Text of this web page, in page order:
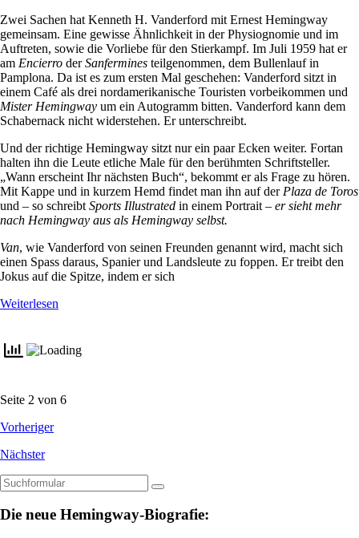
Zwei Sachen hat Kenneth H. Vanderford mit Ernest Hemingway
gemeinsam. Eine gewisse Ähnlichkeit in der Physiognomie und im
Auftreten, sowie die Vorliebe für den Stierkampf. Im Juli 1959 hat er
am Encierro derSanfermines teilgenommen, dem Bullenlauf in
Pamplona. Da ist es zum ersten Mal geschehen: Vanderford sitzt in
einem Café als drei nordamerikanische Touristen vorbeikommen und
Mister Hemingway um ein Autogramm bitten. Vanderford kann dem
Schabernack nicht widerstehen. Er unterschreibt.
Und der richtige Hemingway sitzt nur ein paar Ecken weiter. Fortan
halten ihn die Leute etliche Male für den berühmten Schriftsteller.
„Wann erscheint Ihr nächsten Buch“, bekommt er als Frage zu hören.
Mit Kappe und in kurzem Hemd findet man ihn auf der Plaza de Toros
und – so schreibt Sports Illustrated in einem Portrait – er sieht mehr
nach Hemingway aus als Hemingway selbst.
Van, wie Vanderford von seinen Freunden genannt wird, macht sich
einen Spass daraus, Spanier und Landsleute zu foppen. Er treibt den
Jokus auf die Spitze, indem er sich
Weiterlesen
Seite 2 von 6
Vorheriger
Nächster
Suchen
Die neue Hemingway-Biografie: